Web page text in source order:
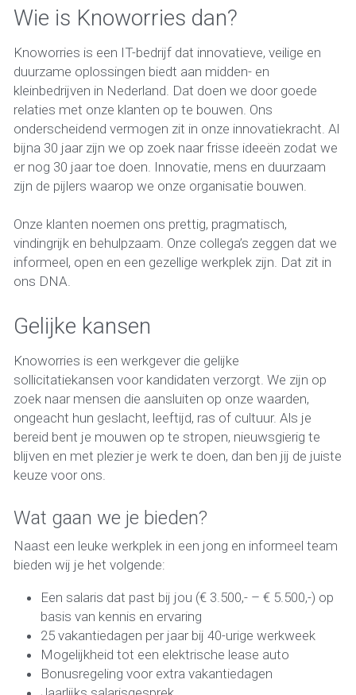
Wie is Knoworries dan?
Knoworries is een IT-bedrijf dat innovatieve, veilige en
duurzame oplossingen biedt aan midden- en
kleinbedrijven in Nederland. Dat doen we door goede
relaties met onze klanten op te bouwen. Ons
onderscheidend vermogen zit in onze innovatiekracht. Al
bijna 30 jaar zijn we op zoek naar frisse ideeën zodat we
er nog 30 jaar toe doen. Innovatie, mens en duurzaam
zijn de pijlers waarop we onze organisatie bouwen.
Onze klanten noemen ons prettig, pragmatisch,
vindingrijk en behulpzaam. Onze collega’s zeggen dat we
informeel, open en een gezellige werkplek zijn. Dat zit in
ons DNA.
Gelijke kansen
Knoworries is een werkgever die gelijke
sollicitatiekansen voor kandidaten verzorgt. We zijn op
zoek naar mensen die aansluiten op onze waarden,
ongeacht hun geslacht, leeftijd, ras of cultuur. Als je
bereid bent je mouwen op te stropen, nieuwsgierig te
blijven en met plezier je werk te doen, dan ben jij de juiste
keuze voor ons.
Wat gaan we je bieden?
Naast een leuke werkplek in een jong en informeel team
bieden wij je het volgende:
Een salaris dat past bij jou (€ 3.500,- – € 5.500,-) op
basis van kennis en ervaring
25 vakantiedagen per jaar bij 40-urige werkweek
Mogelijkheid tot een elektrische lease auto
Bonusregeling voor extra vakantiedagen